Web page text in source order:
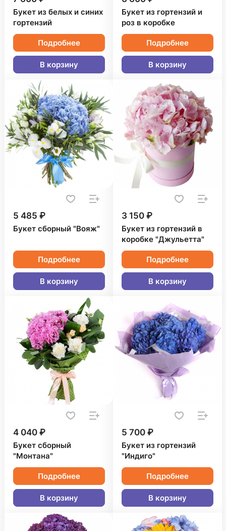
Букет из белых и синих
гортензий
Подробнее
В корзину
Букет из гортензий и
роз в коробке
Подробнее
В корзину
5 485 ₽
Букет сборный "Вояж"
Подробнее
В корзину
3 150 ₽
Букет из гортензий в
коробке "Джульетта"
Подробнее
В корзину
4 040 ₽
Букет сборный
"Монтана"
Подробнее
В корзину
5 700 ₽
Букет из гортензий
"Индиго"
Подробнее
В корзину